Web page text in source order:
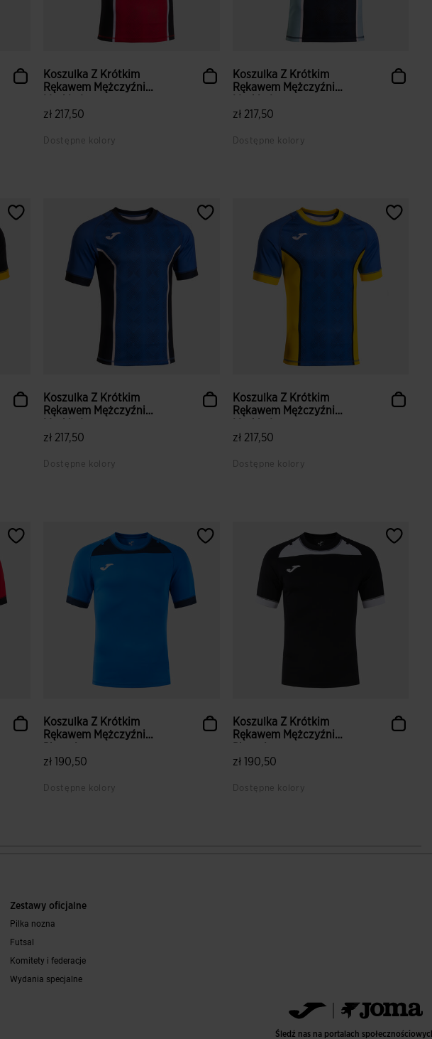
Koszulka Z Krótkim
Rękawem Mężczyźni
zł 217,50
Dostępne kolory
Koszulka Z Krótkim
Rękawem Mężczyźni
zł 217,50
Dostępne kolory
Koszulka Z Krótkim
Rękawem Mężczyźni
zł 217,50
Dostępne kolory
Koszulka Z Krótkim
Rękawem Mężczyźni
zł 217,50
Dostępne kolory
Koszulka Z Krótkim
Rękawem Mężczyźni
zł 190,50
Dostępne kolory
5 z 5 ocen klientów
Koszulka Z Krótkim
Rękawem Mężczyźni
zł 190,50
Dostępne kolory
4,6 z 5 ocen klientów
Zestawy oficjalne
Pilka nozna
Futsal
Komitety i federacje
Wydania specjalne
Śledź nas na portalach